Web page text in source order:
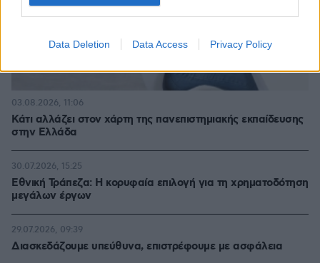
Data Deletion Data Access Privacy Policy
Κάτι αλλάζει στον χάρτη της πανεπιστημιακής εκπαίδευσης
στην Ελλάδα
03.08.2026, 11:06
Εθνική Τράπεζα: Η κορυφαία επιλογή για τη χρηματοδότηση
μεγάλων έργων
30.07.2026, 15:25
Διασκεδάζουμε υπεύθυνα, επιστρέφουμε με ασφάλεια
29.07.2026, 09:39